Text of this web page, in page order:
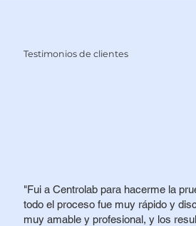
Testimonios de clientes
"Fui a Centrolab para hacerme la
todo el proceso fue muy rápido y
muy amable y profesional, y los